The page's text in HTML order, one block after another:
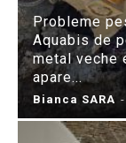
Probleme
Aquabis de
metal veche
apare...
Bianca SARA -